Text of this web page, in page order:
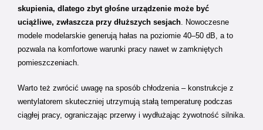
skupienia, dlatego zbyt głośne urządzenie może być
uciążliwe, zwłaszcza przy dłuższych sesjach. Nowoczesne
modele modelarskie generują hałas na poziomie 40–50 dB, a to
pozwala na komfortowe warunki pracy nawet w zamkniętych
pomieszczeniach.
Warto też zwrócić uwagę na sposób chłodzenia – konstrukcje z
wentylatorem skuteczniej utrzymują stałą temperaturę podczas
ciągłej pracy, ograniczając przerwy i wydłużając żywotność silnika.